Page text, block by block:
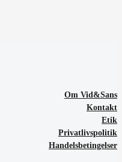
Om Vid&Sans
Kontakt
Etik
Privatlivspolitik
Handelsbetingelser